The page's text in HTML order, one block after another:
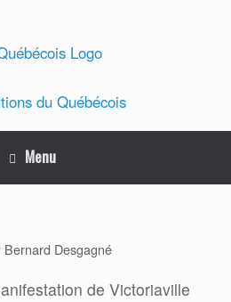
Menu
Bernard Desgagné
de Victoriaville